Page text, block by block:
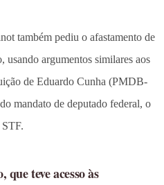
também pediu o afastamento de
usando argumentos similares aos
de Eduardo Cunha (PMDB-
mandato de deputado federal, o
teve acesso às